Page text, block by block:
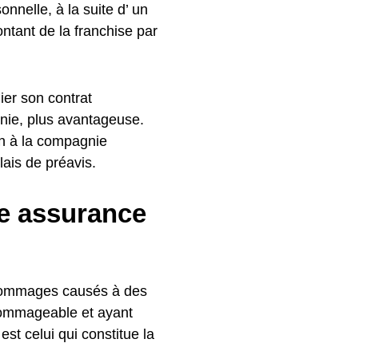
à la suite d’ un
de la franchise par
son contrat
plus avantageuse.
à la compagnie
de préavis.
assurance
causés à des
et ayant
celui qui constitue la